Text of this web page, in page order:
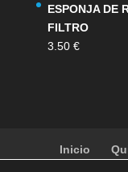
ESPONJA DE
FILTRO
3.50 €
Inicio